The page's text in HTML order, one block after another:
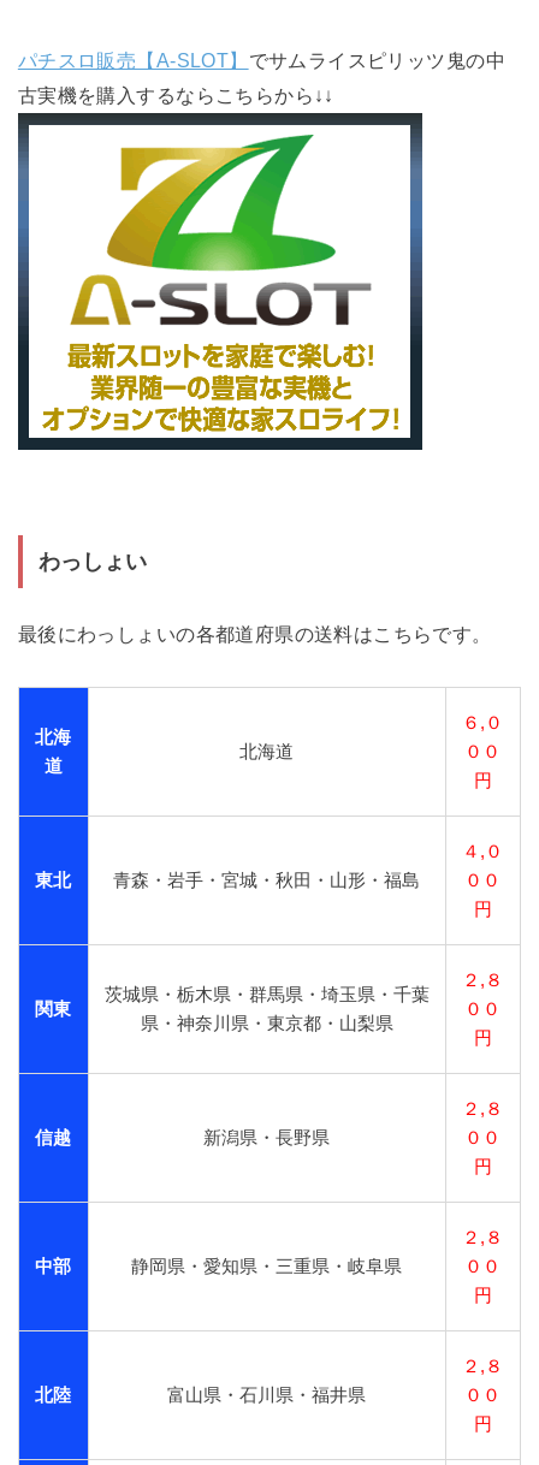
パチスロ販売【A-SLOT】 でサムライスピリッツ鬼の中
古実機を購入するならこちらから↓↓
わっしょい
最後にわっしょいの各都道府県の送料はこちらです。
北海
道
北海道
６,０
００
円
東北 青森・岩手・宮城・秋田・山形・福島
４,０
００
円
関東
茨城県・栃木県・群馬県・埼玉県・千葉
県・神奈川県・東京都・山梨県
２,８
００
円
信越 新潟県・長野県
２,８
００
円
中部 静岡県・愛知県・三重県・岐阜県
２,８
００
円
北陸 富山県・石川県・福井県
２,８
００
円